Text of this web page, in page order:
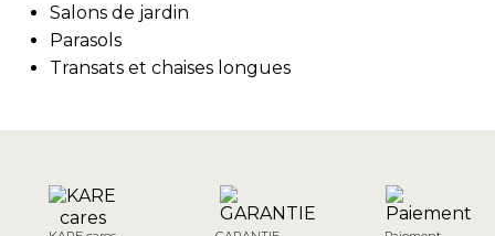
Salons de jardin
Parasols
Transats et chaises longues